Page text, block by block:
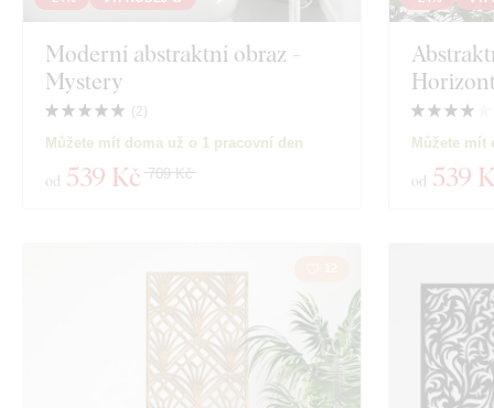
Moderní abstraktní obraz -
Mystery
(2)
Můžete mít doma už o 1 pracovní den
od 539 Kč 709 Kč
Můžete mít
od 539